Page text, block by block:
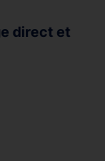
direct et